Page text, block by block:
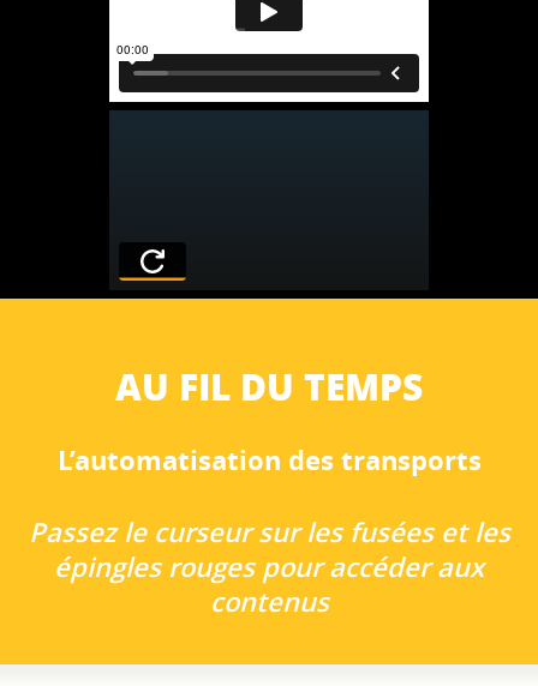
AU FIL DU TEMPS
L’automatisation des transports
Passez le curseur sur les fusées et les
épingles rouges pour accéder aux
contenus